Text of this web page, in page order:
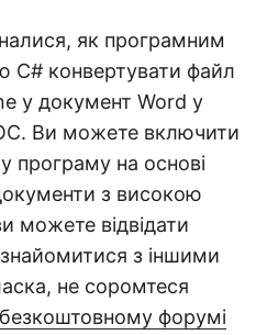
як програмним
конвертувати файл
у документ Word у
Ви можете включити
програму на основі
з високою
можете відвідати
з іншими
не соромтеся
безкоштовному форумі